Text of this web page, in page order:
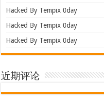
Hacked By Tempix 0day
Hacked By Tempix 0day
Hacked By Tempix 0day
近期评论